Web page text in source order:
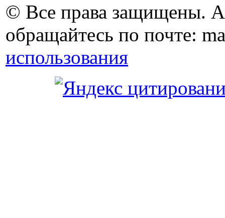
© Все права защищены.
обращайтесь по почте:
использования